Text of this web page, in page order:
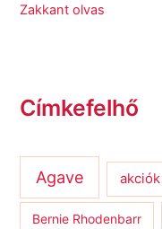
Zakkant olvas
Címkefelhő
Agave akciók
Bernie Rhodenbarr